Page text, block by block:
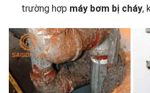
trường hợp máy bơm bị cháy,